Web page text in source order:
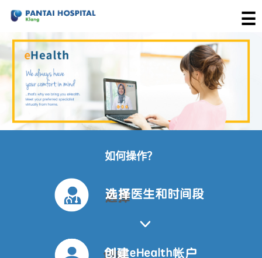
☰
医院
医疗配套
如何操作？